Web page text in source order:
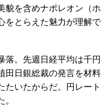
貌を含めナポレオン（ホ
をとらえた魅力が理解で
。先週日経平均は千円
田日銀総裁の発言を材料
たいたからだ。円レート